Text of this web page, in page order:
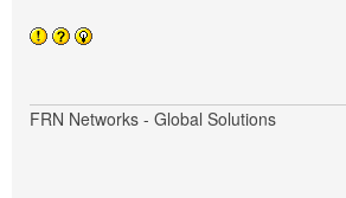
FRN Networks - Global Solutions